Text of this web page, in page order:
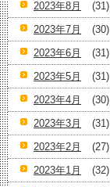
2023年8月
(31)
2023年7月
(30)
2023年6月
(31)
2023年5月
(31)
2023年4月
(30)
2023年3月
(31)
2023年2月
(27)
2023年1月
(32)